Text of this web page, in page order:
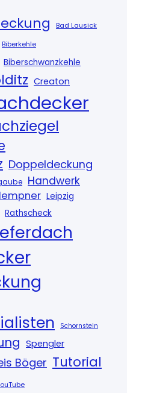
Bad Lausick
Biberkehle
Biberschwanzkehle
Creaton
Doppeldeckung
Handwerk
Leipzig
Rathscheck
Schornstein
Spengler
Böger Tutorial